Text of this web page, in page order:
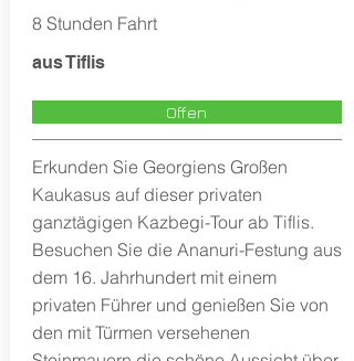
8 Stunden Fahrt
aus Tiflis
Offen
Erkunden Sie Georgiens Großen
Kaukasus auf dieser privaten
ganztägigen Kazbegi-Tour ab Tiflis.
Besuchen Sie die Ananuri-Festung aus
dem 16. Jahrhundert mit einem
privaten Führer und genießen Sie von
den mit Türmen versehenen